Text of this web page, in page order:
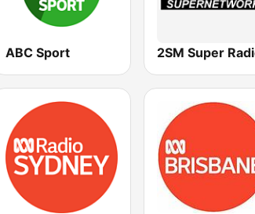
ABC Sport 2SM Super